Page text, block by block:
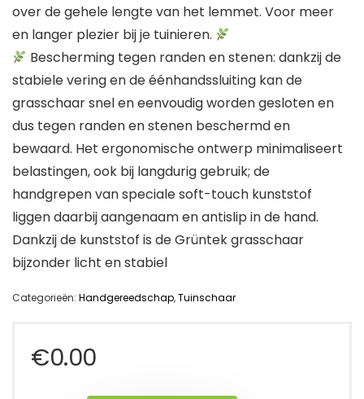
over de gehele lengte van het lemmet. Voor meer
en langer plezier bij je tuinieren.
Bescherming tegen randen en stenen: dankzij de
stabiele vering en de éénhandssluiting kan de
grasschaar snel en eenvoudig worden gesloten en
dus tegen randen en stenen beschermd en
bewaard. Het ergonomische ontwerp minimaliseert
belastingen, ook bij langdurig gebruik; de
handgrepen van speciale soft-touch kunststof
liggen daarbij aangenaam en antislip in de hand.
Dankzij de kunststof is de Grüntek grasschaar
bijzonder licht en stabiel
Categorieën: Handgereedschap,Tuinschaar
€0.00